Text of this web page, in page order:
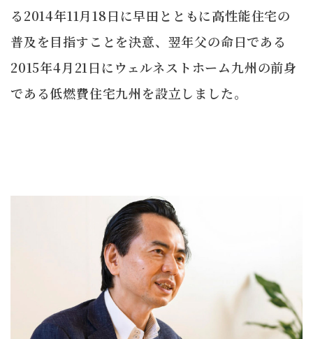
る2014年11月18日に早田とともに高性能住宅の
普及を目指すことを決意、翌年父の命日である
2015年4月21日にウェルネストホーム九州の前身
である低燃費住宅九州を設立しました。